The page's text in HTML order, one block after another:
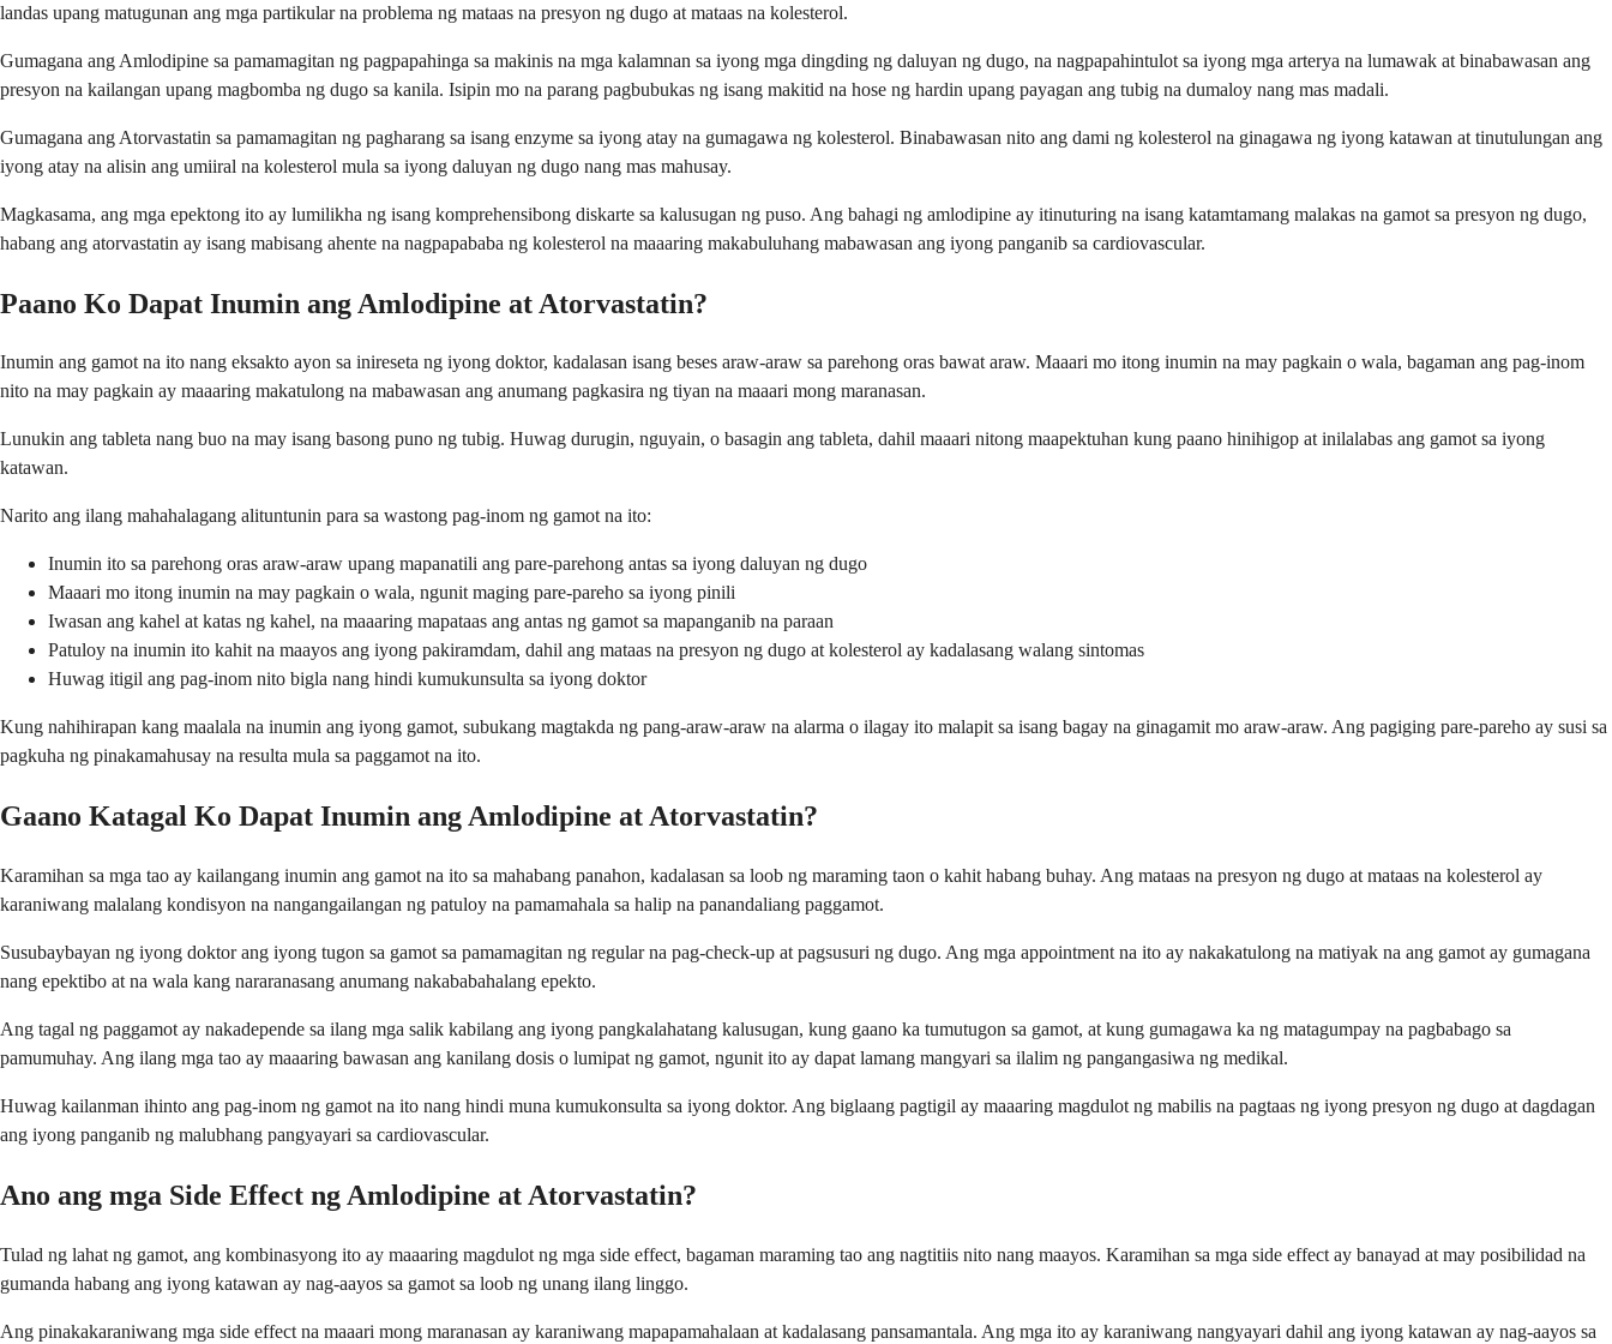
landas upang matugunan ang mga partikular na problema ng mataas na presyon ng dugo at mataas na kolesterol.
Gumagana ang Amlodipine sa pamamagitan ng pagpapahinga sa makinis na mga kalamnan sa iyong mga dingding ng daluyan ng dugo, na nagpapahintulot sa iyong mga arterya na lumawak at binabawasan ang
presyon na kailangan upang magbomba ng dugo sa kanila. Isipin mo na parang pagbubukas ng isang makitid na hose ng hardin upang payagan ang tubig na dumaloy nang mas madali.
Gumagana ang Atorvastatin sa pamamagitan ng pagharang sa isang enzyme sa iyong atay na gumagawa ng kolesterol. Binabawasan nito ang dami ng kolesterol na ginagawa ng iyong katawan at tinutulungan ang
iyong atay na alisin ang umiiral na kolesterol mula sa iyong daluyan ng dugo nang mas mahusay.
Magkasama, ang mga epektong ito ay lumilikha ng isang komprehensibong diskarte sa kalusugan ng puso. Ang bahagi ng amlodipine ay itinuturing na isang katamtamang malakas na gamot sa presyon ng dugo,
habang ang atorvastatin ay isang mabisang ahente na nagpapababa ng kolesterol na maaaring makabuluhang mabawasan ang iyong panganib sa cardiovascular.
Paano Ko Dapat Inumin ang Amlodipine at Atorvastatin?
Inumin ang gamot na ito nang eksakto ayon sa inireseta ng iyong doktor, kadalasan isang beses araw-araw sa parehong oras bawat araw. Maaari mo itong inumin na may pagkain o wala, bagaman ang pag-inom
nito na may pagkain ay maaaring makatulong na mabawasan ang anumang pagkasira ng tiyan na maaari mong maranasan.
Lunukin ang tableta nang buo na may isang basong puno ng tubig. Huwag durugin, nguyain, o basagin ang tableta, dahil maaari nitong maapektuhan kung paano hinihigop at inilalabas ang gamot sa iyong
katawan.
Narito ang ilang mahahalagang alituntunin para sa wastong pag-inom ng gamot na ito:
Inumin ito sa parehong oras araw-araw upang mapanatili ang pare-parehong antas sa iyong daluyan ng dugo
Maaari mo itong inumin na may pagkain o wala, ngunit maging pare-pareho sa iyong pinili
Iwasan ang kahel at katas ng kahel, na maaaring mapataas ang antas ng gamot sa mapanganib na paraan
Patuloy na inumin ito kahit na maayos ang iyong pakiramdam, dahil ang mataas na presyon ng dugo at kolesterol ay kadalasang walang sintomas
Huwag itigil ang pag-inom nito bigla nang hindi kumukunsulta sa iyong doktor
Kung nahihirapan kang maalala na inumin ang iyong gamot, subukang magtakda ng pang-araw-araw na alarma o ilagay ito malapit sa isang bagay na ginagamit mo araw-araw. Ang pagiging pare-pareho ay susi sa
pagkuha ng pinakamahusay na resulta mula sa paggamot na ito.
Gaano Katagal Ko Dapat Inumin ang Amlodipine at Atorvastatin?
Karamihan sa mga tao ay kailangang inumin ang gamot na ito sa mahabang panahon, kadalasan sa loob ng maraming taon o kahit habang buhay. Ang mataas na presyon ng dugo at mataas na kolesterol ay
karaniwang malalang kondisyon na nangangailangan ng patuloy na pamamahala sa halip na panandaliang paggamot.
Susubaybayan ng iyong doktor ang iyong tugon sa gamot sa pamamagitan ng regular na pag-check-up at pagsusuri ng dugo. Ang mga appointment na ito ay nakakatulong na matiyak na ang gamot ay gumagana
nang epektibo at na wala kang nararanasang anumang nakababahalang epekto.
Ang tagal ng paggamot ay nakadepende sa ilang mga salik kabilang ang iyong pangkalahatang kalusugan, kung gaano ka tumutugon sa gamot, at kung gumagawa ka ng matagumpay na pagbabago sa
pamumuhay. Ang ilang mga tao ay maaaring bawasan ang kanilang dosis o lumipat ng gamot, ngunit ito ay dapat lamang mangyari sa ilalim ng pangangasiwa ng medikal.
Huwag kailanman ihinto ang pag-inom ng gamot na ito nang hindi muna kumukonsulta sa iyong doktor. Ang biglaang pagtigil ay maaaring magdulot ng mabilis na pagtaas ng iyong presyon ng dugo at dagdagan
ang iyong panganib ng malubhang pangyayari sa cardiovascular.
Ano ang mga Side Effect ng Amlodipine at Atorvastatin?
Tulad ng lahat ng gamot, ang kombinasyong ito ay maaaring magdulot ng mga side effect, bagaman maraming tao ang nagtitiis nito nang maayos. Karamihan sa mga side effect ay banayad at may posibilidad na
gumanda habang ang iyong katawan ay nag-aayos sa gamot sa loob ng unang ilang linggo.
Ang pinakakaraniwang mga side effect na maaari mong maranasan ay karaniwang mapapamahalaan at kadalasang pansamantala. Ang mga ito ay karaniwang nangyayari dahil ang iyong katawan ay nag-aayos sa